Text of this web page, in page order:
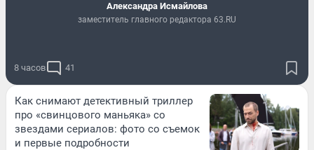
Александра Исмайлова
заместитель главного редактора 63.RU
8 часов 41
Как снимают детективный триллер
про «свинцового маньяка» со
звездами сериалов: фото со съемок
и первые подробности